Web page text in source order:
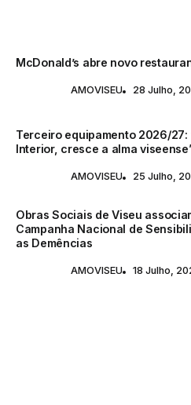
McDonald’s abre novo
AMOVISEU 28 Julho,
Terceiro equipamento 2026/27:
Interior, cresce a alma
AMOVISEU 25 Julho,
Obras Sociais de Viseu
Campanha Nacional de
as Demências
AMOVISEU 18 Julho,